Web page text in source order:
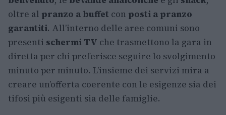
oltre al pranzo a buffet con posti a pranzo
garantiti. All’interno delle aree comuni sono
presenti schermi TV che trasmettono la gara in
diretta per chi preferisce seguire lo svolgimento
minuto per minuto. L’insieme dei servizi mira a
creare un’offerta coerente con le esigenze sia dei
tifosi più esigenti sia delle famiglie.